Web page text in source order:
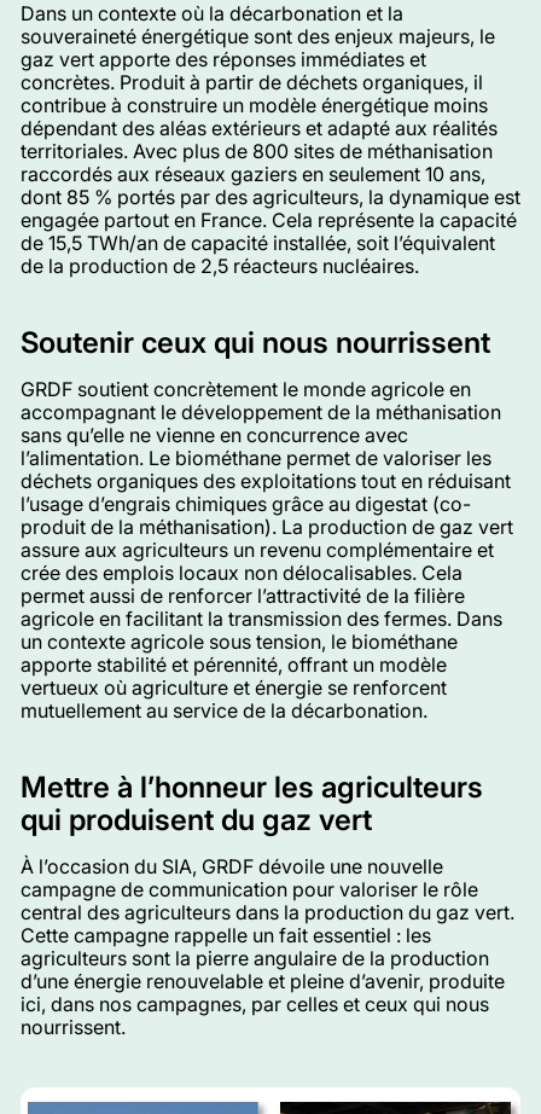
Dans un contexte où la décarbonation et la
souveraineté énergétique sont des enjeux majeurs, le
gaz vert apporte des réponses immédiates et
concrètes. Produit à partir de déchets organiques, il
contribue à construire un modèle énergétique moins
dépendant des aléas extérieurs et adapté aux réalités
territoriales. Avec plus de 800 sites de méthanisation
raccordés aux réseaux gaziers en seulement 10 ans,
dont 85 % portés par des agriculteurs, la dynamique est
engagée partout en France. Cela représente la capacité
de 15,5 TWh/an de capacité installée, soit l’équivalent
de la production de 2,5 réacteurs nucléaires.
Soutenir ceux qui nous nourrissent
GRDF soutient concrètement le monde agricole en
accompagnant le développement de la méthanisation
sans qu’elle ne vienne en concurrence avec
l’alimentation. Le biométhane permet de valoriser les
déchets organiques des exploitations tout en réduisant
l’usage d’engrais chimiques grâce au digestat (co-
produit de la méthanisation). La production de gaz vert
assure aux agriculteurs un revenu complémentaire et
crée des emplois locaux non délocalisables. Cela
permet aussi de renforcer l’attractivité de la filière
agricole en facilitant la transmission des fermes. Dans
un contexte agricole sous tension, le biométhane
apporte stabilité et pérennité, offrant un modèle
vertueux où agriculture et énergie se renforcent
mutuellement au service de la décarbonation.
Mettre à l’honneur les agriculteurs
qui produisent du gaz vert
À l’occasion du SIA, GRDF dévoile une nouvelle
campagne de communication pour valoriser le rôle
central des agriculteurs dans la production du gaz vert.
Cette campagne rappelle un fait essentiel : les
agriculteurs sont la pierre angulaire de la production
d’une énergie renouvelable et pleine d’avenir, produite
ici, dans nos campagnes, par celles et ceux qui nous
nourrissent.